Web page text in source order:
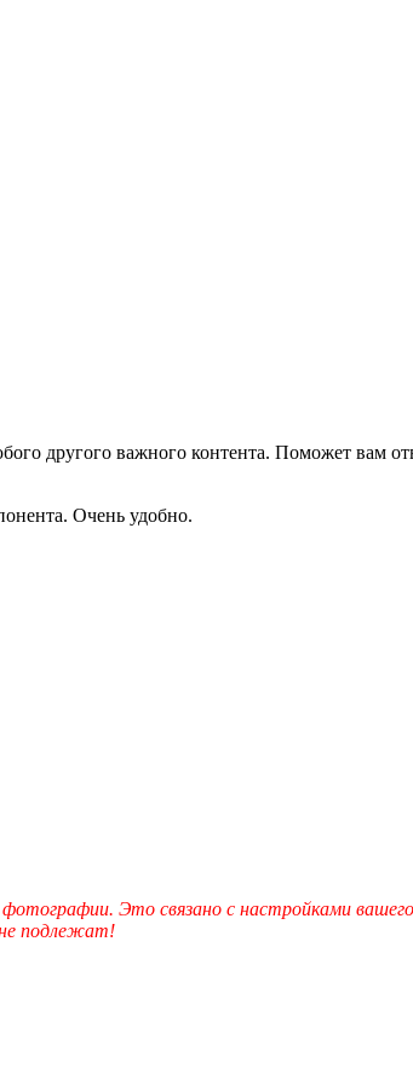
другого важного контента. Поможет вам
Очень удобно.
Это связано с настройками
подлежат!